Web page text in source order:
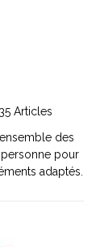
Articles
des
pour
adaptés.